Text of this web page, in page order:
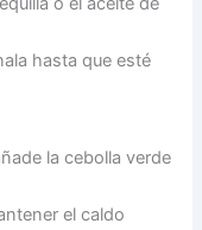
hasta que esté
la cebolla verde
el caldo